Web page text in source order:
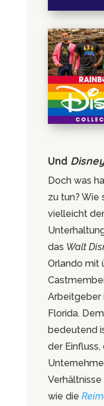
Und
Doch was
zu tun? Wie
vielleicht
das Walt
Orlando mit
Arbeitgeber
Florida.
bedeutend
der
wie die